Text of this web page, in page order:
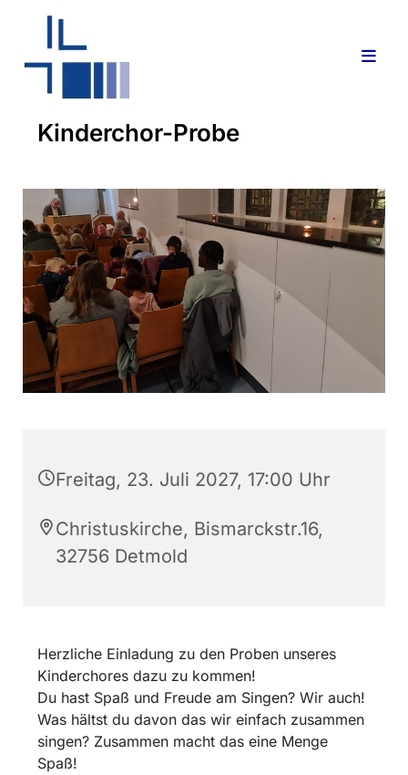
Kinderchor-Probe
Freitag, 23. Juli 2027, 17:00 Uhr
Christuskirche, Bismarckstr.16,
32756 Detmold
Herzliche Einladung zu den Proben unseres
Kinderchores dazu zu kommen!
Du hast Spaß und Freude am Singen? Wir auch!
Was hältst du davon das wir einfach zusammen
singen? Zusammen macht das eine Menge
Spaß!